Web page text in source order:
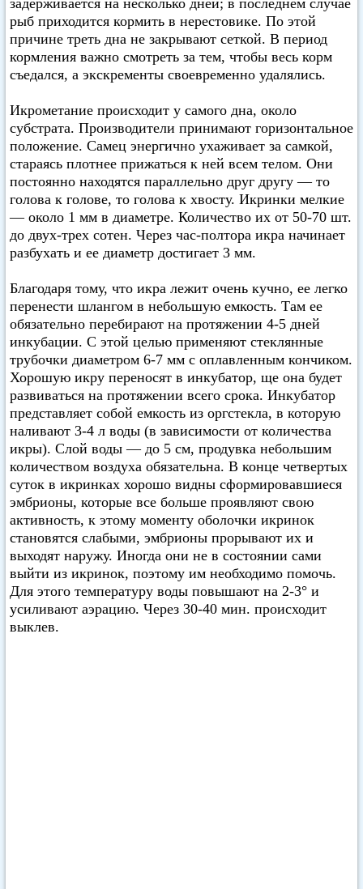
задерживается на несколько дней; в последнем случае
рыб приходится кормить в нерестовике. По этой
причине треть дна не закрывают сеткой. В период
кормления важно смотреть за тем, чтобы весь корм
съедался, а экскременты своевременно удалялись.
Икрометание происходит у самого дна, около
субстрата. Производители принимают горизонтальное
положение. Самец энергично ухаживает за самкой,
стараясь плотнее прижаться к ней всем телом. Они
постоянно находятся параллельно друг другу — то
голова к голове, то голова к хвосту. Икринки мелкие
— около 1 мм в диаметре. Количество их от 50-70 шт.
до двух-трех сотен. Через час-полтора икра начинает
разбухать и ее диаметр достигает 3 мм.
Благодаря тому, что икра лежит очень кучно, ее легко
перенести шлангом в небольшую емкость. Там ее
обязательно перебирают на протяжении 4-5 дней
инкубации. С этой целью применяют стеклянные
трубочки диаметром 6-7 мм с оплавленным кончиком.
Хорошую икру переносят в инкубатор, ще она будет
развиваться на протяжении всего срока. Инкубатор
представляет собой емкость из оргстекла, в которую
наливают 3-4 л воды (в зависимости от количества
икры). Слой воды — до 5 см, продувка небольшим
количеством воздуха обязательна. В конце четвертых
суток в икринках хорошо видны сформировавшиеся
эмбрионы, которые все больше проявляют свою
активность, к этому моменту оболочки икринок
становятся слабыми, эмбрионы прорывают их и
выходят наружу. Иногда они не в состоянии сами
выйти из икринок, поэтому им необходимо помочь.
Для этого температуру воды повышают на 2-3° и
усиливают аэрацию. Через 30-40 мин. происходит
выклев.